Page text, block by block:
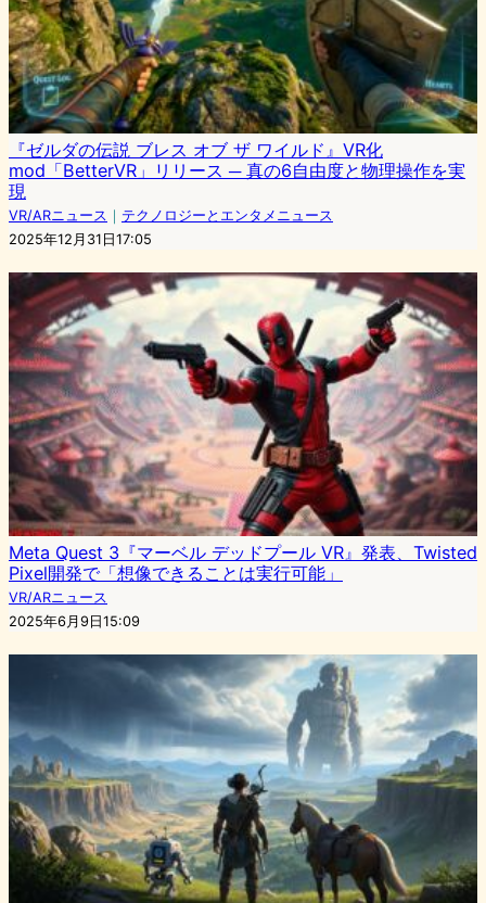
『ゼルダの伝説 ブレス オブ ザ ワイルド』VR化
mod「BetterVR」リリース ─ 真の6自由度と物理操作を実
現
VR/ARニュース ｜ テクノロジーとエンタメニュース
2025年12月31日17:05
Meta Quest 3『マーベル デッドプール VR』発表、Twisted
Pixel開発で「想像できることは実行可能」
VR/ARニュース
2025年6月9日15:09